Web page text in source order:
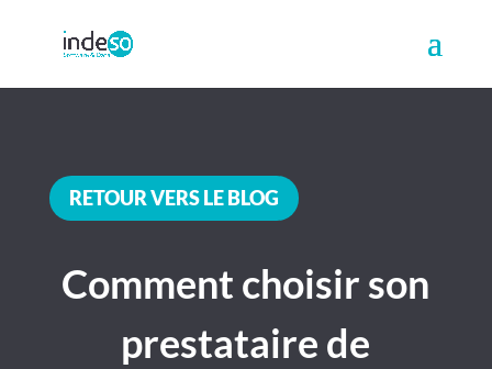
RETOUR VERS LE BLOG
Comment choisir son
prestataire de